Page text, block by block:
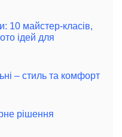
10 майстер-класів,
ідей для
– стиль та комфорт
рішення